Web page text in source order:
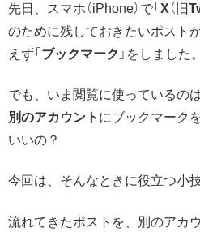
先日、スマホ（iPhone）で「 X （旧
のために残しておきたいポスト
えず「 ブックマーク 」をしました。
でも、いま閲覧に使っているの
別のアカウント にブックマーク
いいの？
今回は、そんなときに役立つ小
流れてきたポストを、別のアカ